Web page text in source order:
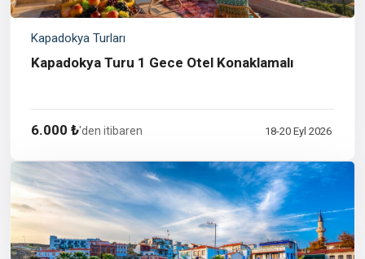
Kapadokya Turları
Kapadokya Turu 1 Gece Otel Konaklamalı
6.000 ₺'den itibaren 18-20 Eyl 2026